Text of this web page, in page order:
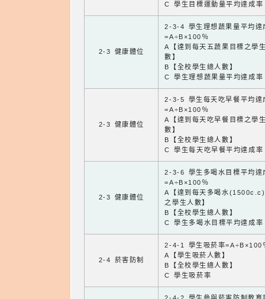
C 學生目標運動量平均達成率
2-3 健康體位
2-3-4 學生理想蔬果量平均達
=A÷B×100％
A【達到每天五蔬果目標之學
數】
B【全校學生總人數】
C 學生理想蔬果量平均達成率
2-3 健康體位
2-3-5 學生每天吃早餐平均達
=A÷B×100％
A【達到每天吃早餐目標之學
數】
B【全校學生總人數】
C 學生每天吃早餐平均達成率
2-3 健康體位
2-3-6 學生多喝水目標平均達
=A÷B×100％
A【達到每天多喝水
之學生人數】
B【全校學生總人數】
C 學生多喝水目標平均達成率
2-4 菸害防制
2-4-1 學生吸菸率=A÷B×100
A【學生吸菸人數】
B【全校學生總人數】
C 學生吸菸率